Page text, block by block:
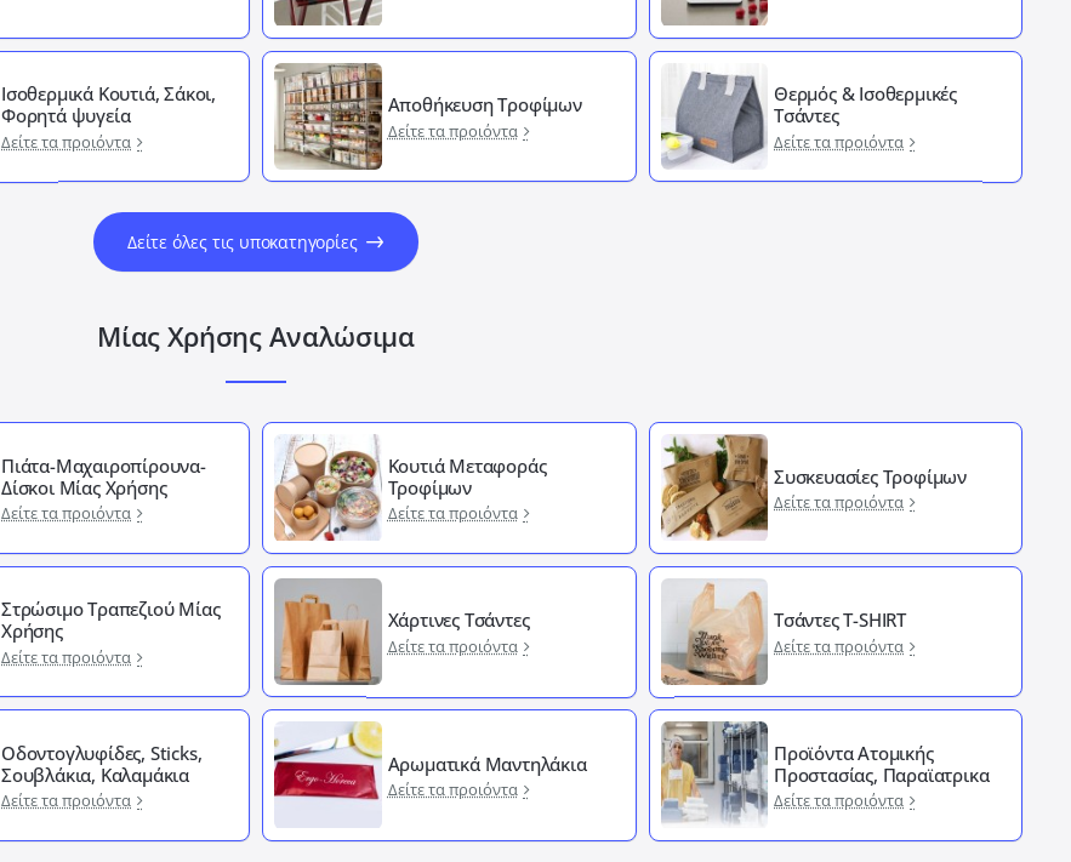
Ισοθερμικά Κουτιά, Σάκοι,
Φορητά ψυγεία
Δείτε τα προιόντα
Αποθήκευση Τροφίμων
Δείτε τα προιόντα
Θερμός & Ισοθερμικές
Τσάντες
Δείτε τα προιόντα
Δείτε όλες τις υποκατηγορίες
Μίας Χρήσης Αναλώσιμα
Πιάτα-Μαχαιροπίρουνα-
Δίσκοι Μίας Χρήσης
Δείτε τα προιόντα
Κουτιά Μεταφοράς
Τροφίμων
Δείτε τα προιόντα
Συσκευασίες Τροφίμων
Δείτε τα προιόντα
Στρώσιμο Τραπεζιού Μίας
Χρήσης
Δείτε τα προιόντα
Χάρτινες Τσάντες
Δείτε τα προιόντα
Τσάντες T-SHIRT
Δείτε τα προιόντα
Οδοντογλυφίδες, Sticks,
Σουβλάκια, Καλαμάκια
Δείτε τα προιόντα
Αρωματικά Μαντηλάκια
Δείτε τα προιόντα
Προϊόντα Ατομικής
Προστασίας, Παραϊατρικα
Δείτε τα προιόντα